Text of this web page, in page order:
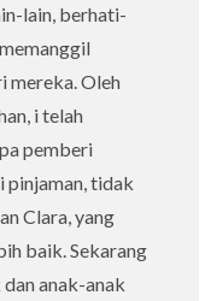
lain, berhati-
mereka. Oleh
i telah
pemberi
pinjaman, tidak
Clara, yang
baik. Sekarang
anak-anak